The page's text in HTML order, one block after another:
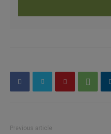
Previous article